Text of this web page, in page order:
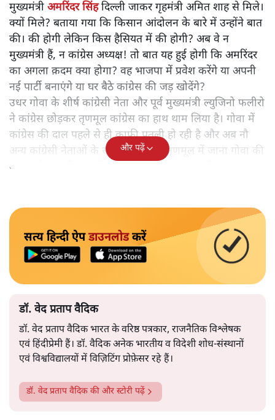
मुख्यमंत्री अमरिंदर सिंहदिल्ली जाकर गृहमंत्री अमित शाह से मिले।
क्यों मिले? बताया गया कि किसान आंदोलन के बारे में उन्होंने बात
की। की होगी लेकिन किस हैसियत में की होगी? अब वे न
मुख्यमंत्री हैं, न कांग्रेस अध्यक्ष! तो बात यह हुई होगी कि अमरिंदर
का अगला क़दम क्या होगा? वह भाजपा में प्रवेश करेंगे या अपनी
नई पार्टी बनाएंगे या घर बैठे कांग्रेस की जड़ खोदेंगे?
उधर गोवा के शीर्ष कांग्रेसी नेता और पूर्व मुख्यमंत्री ल्युजिनो फलीरो
ने कांग्रेस छोड़कर तृणमूल कांग्रेस का हाथ थाम लिया है। गोवा में
कांग्रेस की दाल पहले से ही काफी पतली हो रही है और अब नौ
अन्य कांग्रेसी नेताओं के साथ फलीरो का तृणमूल में जाना गोवा की
कांग्रेस के चार विधायकों की संख्या को घटाकर आधी न कर दे?
और पढ़ें
सत्य हिन्दी ऐपडाउनलोडकरें
डॉ. वेद प्रताप वैदिक
डॉ. वेद प्रताप वैदिक भारत के वरिष्ठ पत्रकार, राजनैतिक विश्लेषक
एवं हिंदीप्रेमी हैं। डॉ. वैदिक अनेक भारतीय व विदेशी शोध-संस्थानों
एवं विश्वविद्यालयों में विज़िटिंग प्रोफ़ेसर रहे हैं।
डॉ. वेद प्रताप वैदिक की और स्टोरी पढ़ें